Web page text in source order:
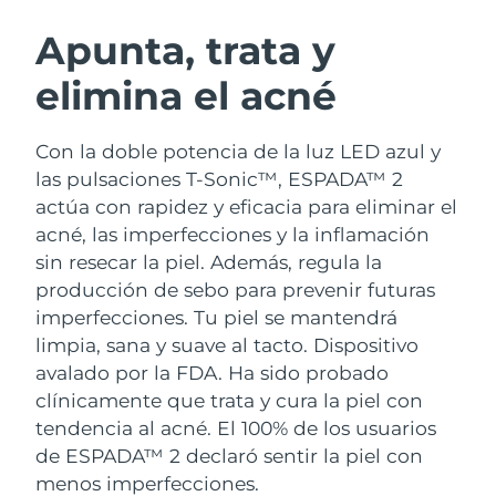
Apunta, trata y
elimina el acné
Con la doble potencia de la luz LED azul y
las pulsaciones T-Sonic™, ESPADA™ 2
actúa con rapidez y eficacia para eliminar el
acné, las imperfecciones y la inflamación
sin resecar la piel. Además, regula la
producción de sebo para prevenir futuras
imperfecciones. Tu piel se mantendrá
limpia, sana y suave al tacto. Dispositivo
avalado por la FDA. Ha sido probado
clínicamente que trata y cura la piel con
tendencia al acné. El 100% de los usuarios
de ESPADA™ 2 declaró sentir la piel con
menos imperfecciones.
LUNA™ 4 pack
Anti-aging massage
LUNA™ 4 Plus
Massage, LED heating
LUNA™ 4 Men
For men, anti-aging massage
BEAR™ 2 pack
Microcurrent toning
BEAR™ 2 go
Microcurrent toning on-the-go
BEAR™ 2 eyes & lips
Microcurrent line smoothing device
Hidratación
UFO™ 3 pack
Deep facial hydration
UFO™ 3 LED
Near-infrared and red light therapy
device
Cuidado bucal
issa™ 4
Hybrid silicone sonic toothbrush
issa™ 4 plus
Smart hybrid silicone sonic toothbrush
TRATAMIENTO ANTIEDAD FAQ™
Antiedad Tratamientos LED
NEW
Austria
Baréin Entrega prevista
Bélgica
Bermudas Entrega prevista
Bosnia y Herzegovina Entrega prevista8/14/26
Brunéi Entrega prevista8/16/26
Bulgaria Entrega prevista8/11/26
Canadá Entrega prevista8/15/26
Chile Entrega prevista8/15/26